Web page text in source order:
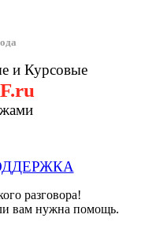
и Курсовые
разговора!
вам нужна помощь.